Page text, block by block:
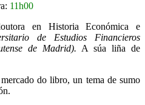
11h00
en Historia Económica e
de Estudios Financieros
de Madrid). A súa liña de
do libro, un tema de sumo